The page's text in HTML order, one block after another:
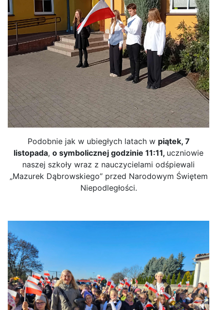
Podobnie jak w ubiegłych latach w piątek, 7
listopada, o symbolicznej godzinie 11:11, uczniowie
naszej szkoły wraz z nauczycielami odśpiewali
„Mazurek Dąbrowskiego” przed Narodowym Świętem
Niepodległości.